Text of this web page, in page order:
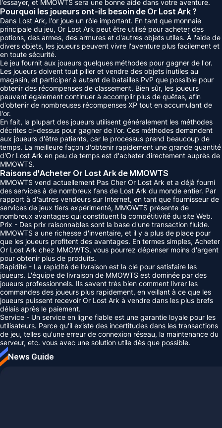
l'essayer, et MMOWTS sera une bonne aide dans votre aventure.
Pourquoi les joueurs ont-ils besoin de Or Lost Ark ?
Dans Lost Ark, l'or joue un rôle important. En tant que monnaie
principale du jeu, Or Lost Ark peut être utilisé pour acheter des
potions, des armes, des armures et d'autres objets utiles. À l'aide de
divers objets, les joueurs peuvent vivre l'aventure plus facilement et
en toute sécurité.
Le jeu fournit aux joueurs quelques méthodes pour gagner de l'or.
Les joueurs doivent tout piller et vendre des objets inutiles au
magasin, et participer à autant de batailles PvP que possible pour
obtenir des récompenses de classement. Bien sûr, les joueurs
peuvent également continuer à accomplir plus de quêtes, afin
d'obtenir de nombreuses récompenses XP tout en accumulant de
l'or.
En fait, la plupart des joueurs utilisent généralement les méthodes
décrites ci-dessus pour gagner de l'or. Ces méthodes demandent
aux joueurs d'être patients, car le processus prend beaucoup de
temps. La meilleure façon d'obtenir rapidement une grande quantité
d'Or Lost Ark en peu de temps est d'acheter directement auprès de
MMOWTS.
Raisons d'Acheter Or Lost Ark de MMOWTS
MMOWTS vend actuellement Pas Cher Or Lost Ark et a déjà fourni
des services à de nombreux fans de Lost Ark du monde entier. Par
rapport à d'autres vendeurs sur Internet, en tant que fournisseur de
services de jeux tiers expérimenté, MMOWTS présente de
nombreux avantages qui constituent la compétitivité du site Web.
Prix ​​- Des prix raisonnables sont la base d'une transaction fluide.
MMOWTS a une richesse d'inventaire, et il y a plus de place pour
que les joueurs profitent des avantages. En termes simples, Acheter
Or Lost Ark chez MMOWTS, vous pourrez dépenser moins d'argent
pour obtenir plus de produits.
Rapidité - La rapidité de livraison est la clé pour satisfaire les
joueurs. L'équipe de livraison de MMOWTS est dominée par des
joueurs professionnels. Ils savent très bien comment livrer les
commandes des joueurs plus rapidement, en veillant à ce que les
joueurs puissent recevoir Or Lost Ark à vendre dans les plus brefs
délais après le paiement.
Service - Un service en ligne fiable est une garantie loyale pour les
utilisateurs. Parce qu'il existe des incertitudes dans les transactions
de jeu, telles qu'une erreur de connexion réseau, la maintenance du
serveur, etc. vous avec une solution utile dès que possible.
News Guide